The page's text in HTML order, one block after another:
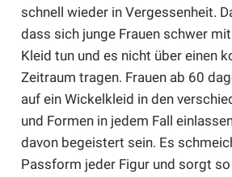
schnell wieder in Vergessenheit.
dass sich junge Frauen schwer
Kleid tun und es nicht über einen
Zeitraum tragen. Frauen ab 60
auf ein Wickelkleid in den
und Formen in jedem Fall
davon begeistert sein. Es
Passform jeder Figur und sorgt